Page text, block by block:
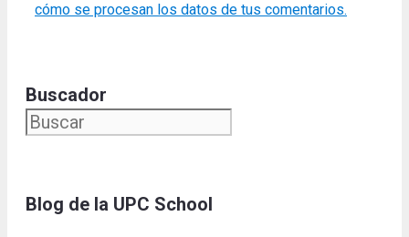
cómo se procesan los datos de tus comentarios.
Buscador
Blog de la UPC School